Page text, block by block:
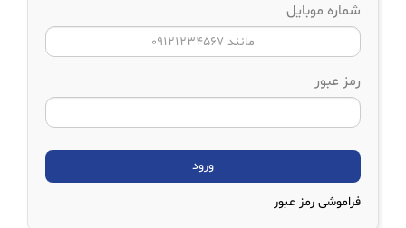
شماره موبایل
رمز عبور
فراموشی رمز عبور